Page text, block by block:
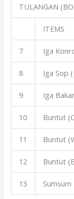
TULANGAN
ITEMS
7 Iga
8 Iga Sop
9 Iga
10 Buntut
11 Buntut
12 Buntut
13 Sumsum